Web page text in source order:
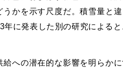
うかを示す尺度だ。積雪量と
年に発表した別の研究による
への潜在的な影響を明らか